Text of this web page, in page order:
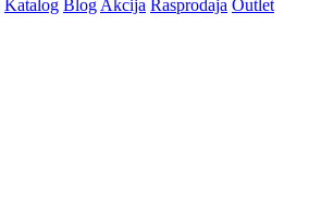
Katalog Blog Akcija Rasprodaja Outlet